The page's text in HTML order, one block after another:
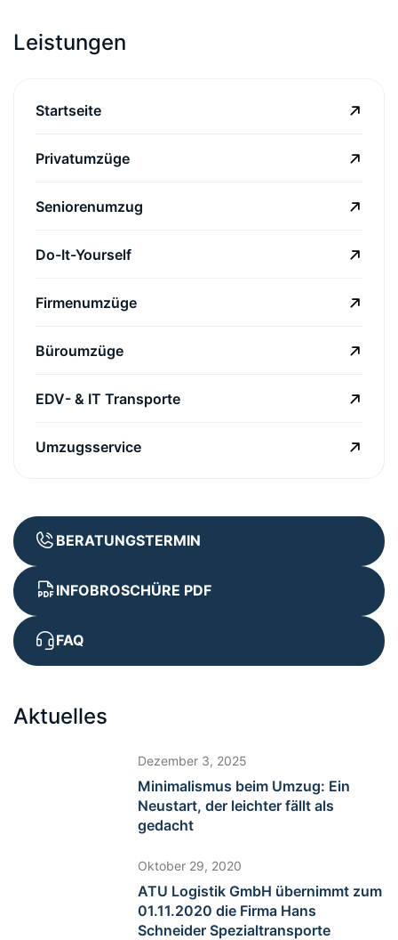
Leistungen
Startseite
Privatumzüge
Seniorenumzug
Do-It-Yourself
Firmenumzüge
Büroumzüge
EDV- & IT Transporte
Umzugsservice
BERATUNGSTERMIN
INFOBROSCHÜRE PDF
FAQ
Aktuelles
Dezember 3, 2025
Minimalismus beim Umzug: Ein
Neustart, der leichter fällt als
gedacht
Oktober 29, 2020
ATU Logistik GmbH übernimmt zum
01.11.2020 die Firma Hans
Schneider Spezialtransporte